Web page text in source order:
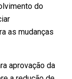
do
as mudanças
aprovação da